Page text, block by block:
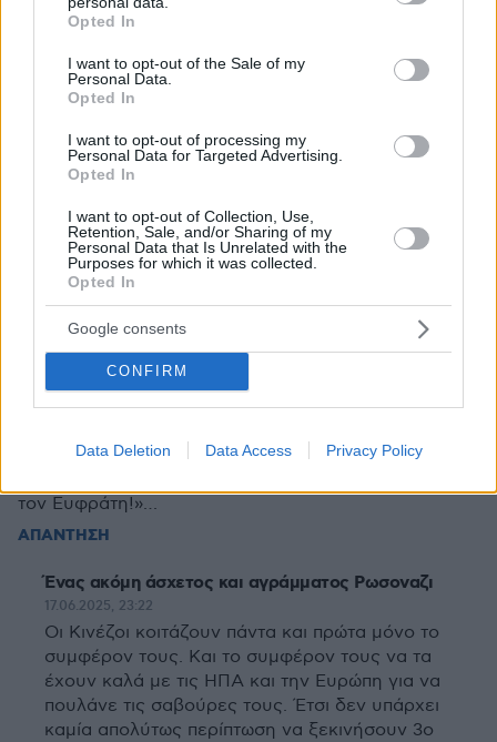
grant or deny consent to Google and its third-party tags to
use your data for below specified purposes in below Google
consent section.
Opted In
I want to opt-out of the Sale of my
Personal Data.
Opted In
I want to opt-out of processing my
Personal Data for Targeted Advertising.
Opted In
I want to opt-out of Collection, Use,
Retention, Sale, and/or Sharing of my
Personal Data that Is Unrelated with the
Purposes for which it was collected.
Opted In
Google consents
CONFIRM
Data Deletion Data Access Privacy Policy
18.06.2025, 16:22
περισσότερες χώρες θεωρούν ότι το Ιραν έστω και
με αργά βήματα θα αποκτήσει πυρηνικά. Εδώ που
τα λέμε έχουν και ένα δίκιο. Βασικά ισχύει λίγο
πολύ αυτό που είπε ο Μερτς. Οπότε για την ώρα
ξεχνάμε ανθρώπινα δικαιώματα, τον σεβασμό των
συνόρων και αλλά τέτοια ενοχλητικά, μέχρι το
Ισραήλ (με τη βοήθεια των ΗΠΑ) να τελειώσει τη
δουλειά. Και το πιο εντυπωσιακό είναι η στάση
όλων των αραβικών χωρών αλλά και των
υποτιθέμενων συμμάχων του Ιραν. Έχει πέσει
βαθειά σιωπή γενικώς
ΑΠΑΝΤΗΣΗ
Γέροντας
«Διακόσια εκατομμύρια Κινέζοι, όταν φτάσουν εκεί,
τον Ευφράτη!»…
ΑΠΑΝΤΗΣΗ
Ένας ακόμη άσχετος και αγράμματος Ρωσοναζι
17.06.2025, 23:22
Οι Κινέζοι κοιτάζουν πάντα και πρώτα μόνο το
συμφέρον τους. Και το συμφέρον τους να τα
έχουν καλά με τις ΗΠΑ και την Ευρώπη για να
πουλάνε τις σαβούρες τους. Έτσι δεν υπάρχει
καμία απολύτως περίπτωση να ξεκινήσουν 3ο